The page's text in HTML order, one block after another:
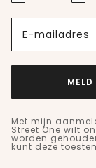
E-mailadres
Met mijn
Street One wilt
worden
kunt deze